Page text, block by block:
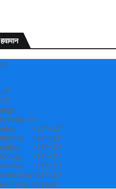
हवामान
28
28°
22°
06
+29°+23°
+28°+22°
+29°+22°
+29°+21°
+29°+21°
+28°+22°
7-Day Forecast